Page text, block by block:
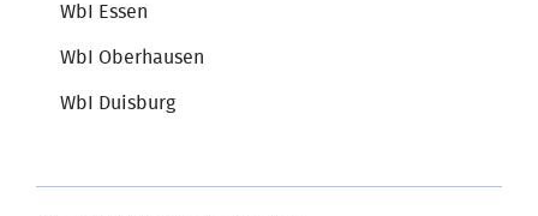
WbI Essen
WbI Oberhausen
WbI Duisburg